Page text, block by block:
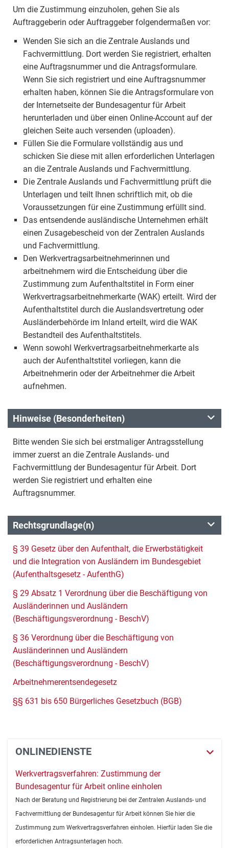
Um die Zustimmung einzuholen, gehen Sie als
Auftraggeberin oder Auftraggeber folgendermaßen vor:
Wenden Sie sich an die Zentrale Auslands und
Fachvermittlung. Dort werden Sie registriert, erhalten
eine Auftragsnummer und die Antragsformulare.
Wenn Sie sich registriert und eine Auftragsnummer
erhalten haben, können Sie die Antragsformulare von
der Internetseite der Bundesagentur für Arbeit
herunterladen und über einen Online-Account auf der
gleichen Seite auch versenden (uploaden).
Füllen Sie die Formulare vollständig aus und
schicken Sie diese mit allen erforderlichen Unterlagen
an die Zentrale Auslands und Fachvermittlung.
Die Zentrale Auslands und Fachvermittlung prüft die
Unterlagen und teilt Ihnen schriftlich mit, ob die
Voraussetzungen für eine Zustimmung erfüllt sind.
Das entsendende ausländische Unternehmen erhält
einen Zusagebescheid von der Zentralen Auslands
und Fachvermittlung.
Den Werkvertragsarbeitnehmerinnen und
arbeitnehmern wird die Entscheidung über die
Zustimmung zum Aufenthaltstitel in Form einer
Werkvertragsarbeitnehmerkarte (WAK) erteilt. Wird der
Aufenthaltstitel durch die Auslandsvertretung oder
Ausländerbehörde im Inland erteilt, wird die WAK
Bestandteil des Aufenthaltstitels.
Wenn sowohl Werkvertragsarbeitnehmerkarte als
auch der Aufenthaltstitel vorliegen, kann die
Arbeitnehmerin oder der Arbeitnehmer die Arbeit
aufnehmen.
Hinweise (Besonderheiten)
Bitte wenden Sie sich bei erstmaliger Antragsstellung
immer zuerst an die Zentrale Auslands- und
Fachvermittlung der Bundesagentur für Arbeit. Dort
werden Sie registriert und erhalten eine
Auftragsnummer.
Rechtsgrundlage(n)
§ 39 Gesetz über den Aufenthalt, die Erwerbstätigkeit
und die Integration von Ausländern im Bundesgebiet
(Aufenthaltsgesetz - AufenthG)
§ 29 Absatz 1 Verordnung über die Beschäftigung von
Ausländerinnen und Ausländern
(Beschäftigungsverordnung - BeschV)
§ 36 Verordnung über die Beschäftigung von
Ausländerinnen und Ausländern
(Beschäftigungsverordnung - BeschV)
Arbeitnehmerentsendegesetz
§§ 631 bis 650 Bürgerliches Gesetzbuch (BGB)
ONLINEDIENSTE
Werkvertragsverfahren: Zustimmung der
Bundesagentur für Arbeit online einholen
Nach der Beratung und Registrierung bei der Zentralen Auslands- und
Fachvermittlung der Bundesagentur für Arbeit können Sie hier die
Zustimmung zum Werkvertragsverfahren einholen. Hierfür laden Sie die
erforderlichen Antragsunterlagen hoch.